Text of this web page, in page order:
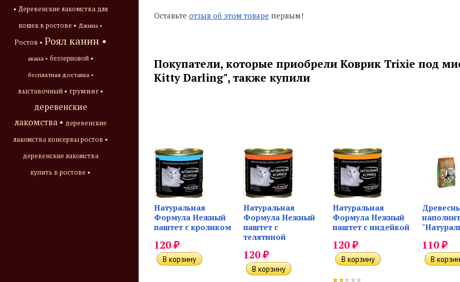
• Деревенские лакомства для
кошек в ростове • Джина •
Ростов • Роял канин •
акана • беззерновой •
бесплатная доставка •
выставочный • груминг •
деревенские
лакомства • деревенские
лакомства консервы ростов •
деревенские лакомства
купить в ростове •
Оставьте отзыв об этом товаре первым!
Покупатели, которые приобрели Коврик Trixie под
Kitty Darling", также купили
Натуральная
Формула Нежный
паштет с кроликом
120₽
Натуральная
Формула Нежный
паштет с
телятиной
120₽
Натуральная
Формула Нежный
паштет с индейкой
120₽ 110₽